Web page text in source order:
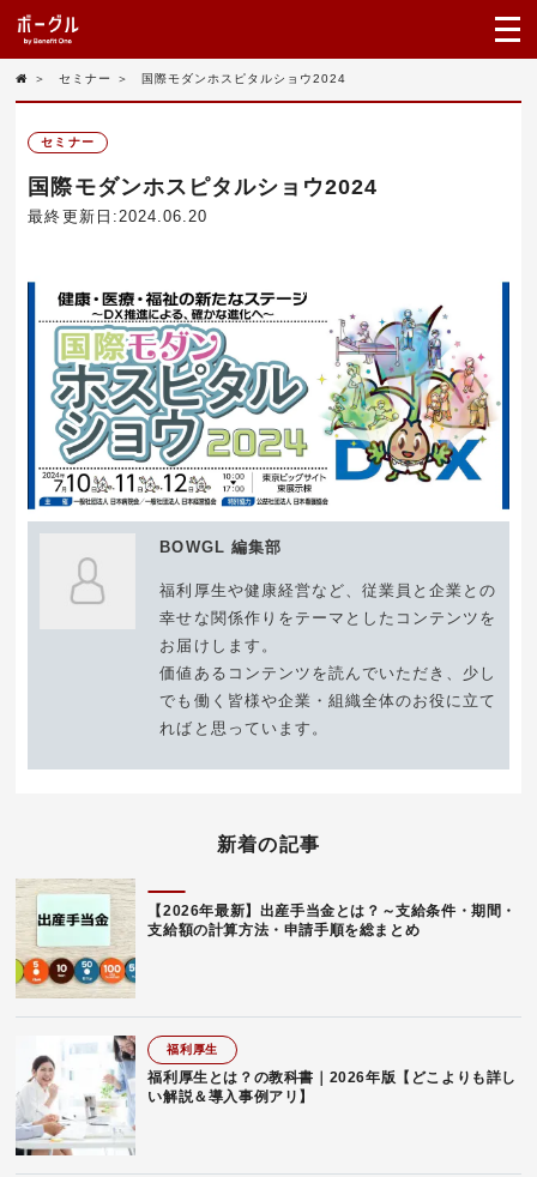
＞ セミナー ＞ 国際モダンホスピタルショウ2024
セミナー
国際モダンホスピタルショウ2024
最終更新日:2024.06.20
BOWGL 編集部
福利厚生や健康経営など、従業員と企業との
幸せな関係作りをテーマとしたコンテンツを
お届けします。
価値あるコンテンツを読んでいただき、少し
でも働く皆様や企業・組織全体のお役に立て
ればと思っています。
新着の記事
【2026年最新】出産手当金とは？～支給条件・期間・
支給額の計算方法・申請手順を総まとめ
福利厚生
福利厚生とは？の教科書｜2026年版【どこよりも詳し
い解説＆導入事例アリ】